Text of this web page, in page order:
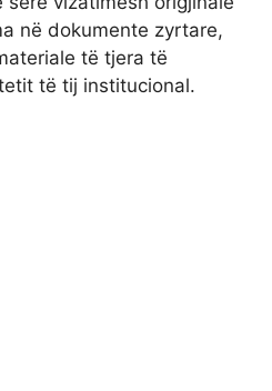
në dokumente zyrtare,
të tjera të
të tij institucional.